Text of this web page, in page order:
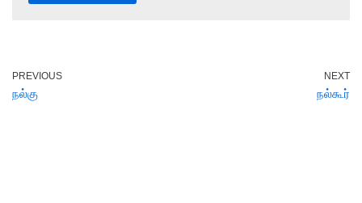
PREVIOUS
நல்கு
NEXT
நல்கூர்